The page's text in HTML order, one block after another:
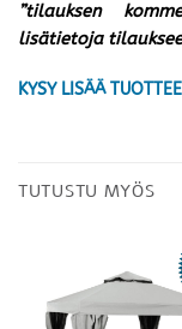
”tilauksen
lisätietoja
KYSY LISÄÄ
TUTUSTU MYÖS